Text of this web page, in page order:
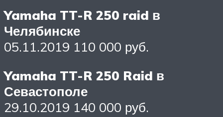
Yamaha TT-R 250 raid в
Челябинске
05.11.2019 110 000 руб.
Yamaha TT-R 250 Raid в
Севастополе
29.10.2019 140 000 руб.